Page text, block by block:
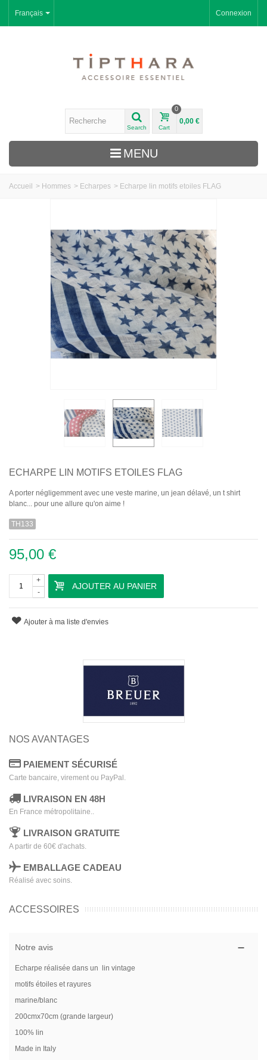
Français Connexion
Search Cart
0
0,00 €
MENU
Accueil > Hommes > Echarpes > Echarpe lin motifs etoiles FLAG
ECHARPE LIN MOTIFS ETOILES FLAG
A porter négligemment avec une veste marine, un jean délavé, un t shirt
blanc... pour une allure qu'on aime !
TH133
95,00 €
-
+
AJOUTER AU PANIER
Ajouter à ma liste d'envies
NOS AVANTAGES
PAIEMENT SÉCURISÉ
Carte bancaire, virement ou PayPal.
LIVRAISON EN 48H
En France métropolitaine..
LIVRAISON GRATUITE
A partir de 60€ d'achats.
EMBALLAGE CADEAU
Réalisé avec soins.
ACCESSOIRES
Notre avis
Echarpe réalisée dans un lin vintage
motifs étoiles et rayures
marine/blanc
200cmx70cm (grande largeur)
100% lin
Made in Italy